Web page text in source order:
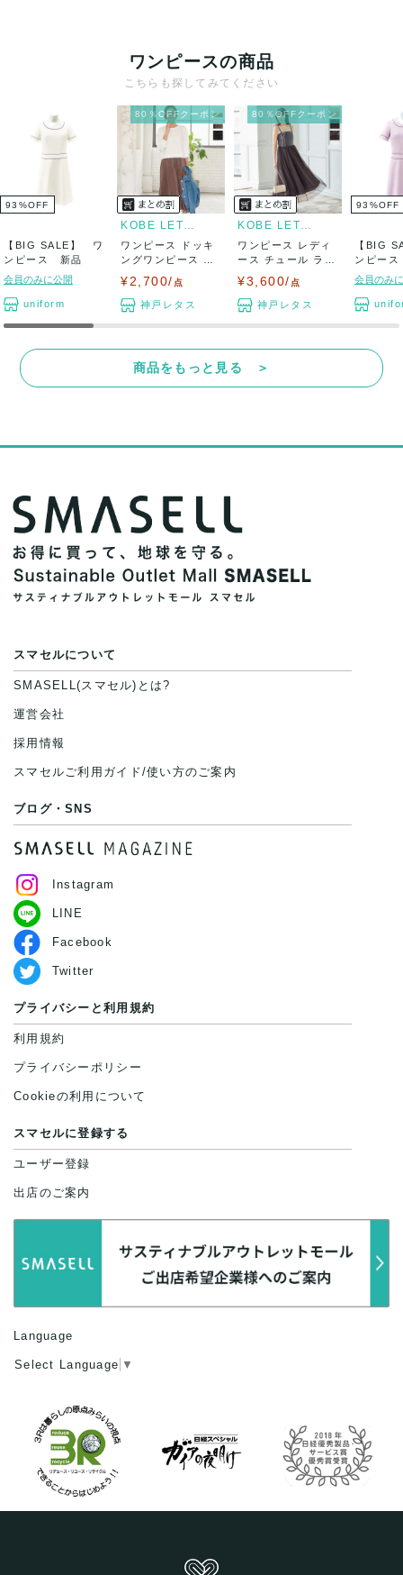
ワンピースの商品
こちらも探してみてください
93 %OFF
【BIG SALE】 ワ
ンピース 新品
会員のみに公開
uniform
80％OFFクーポン
KOBE LETTUCE
ワンピース ドッキ
ングワンピース レ
¥2,700/ 点
神戸レタス
80％OFFクーポン
KOBE LETTUCE
ワンピース レディ
ース チュール ライ
¥3,600/ 点
神戸レタス
93 %OFF
【BIG
ンピー
会員のみ
商品をもっと見る ＞
スマセルについて
SMASELL(スマセル)とは?
運営会社
採用情報
スマセルご利用ガイド/使い方のご案内
ブログ・SNS
Instagram
LINE
Facebook
Twitter
プライバシーと利用規約
利用規約
プライバシーポリシー
Cookieの利用について
スマセルに登録する
ユーザー登録
出店のご案内
Language
Select Language ▼